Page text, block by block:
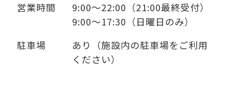
営業時間
9:00～22:00（21:00最終受付）
9:00～17:30（日曜日のみ）
駐車場
あり（施設内の駐車場をご利用
ください）